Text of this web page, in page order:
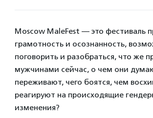
Moscow MaleFest — это фестиваль
грамотность и осознанность,
поговорить и разобраться, что же
мужчинами сейчас, о чем они
переживают, чего боятся, чем
реагируют на происходящие
изменения?